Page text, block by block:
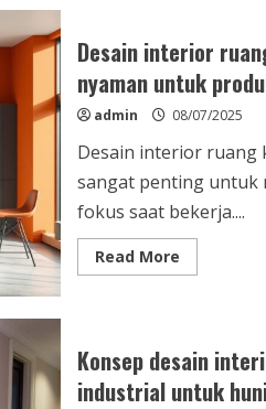
Desain interior
nyaman untuk
admin 08/07/2025
Desain interior ruang
sangat penting untuk
fokus saat bekerja....
Read MoreRead
more
kerja
di
rumah
yang
Konsep desain
industrial untuk